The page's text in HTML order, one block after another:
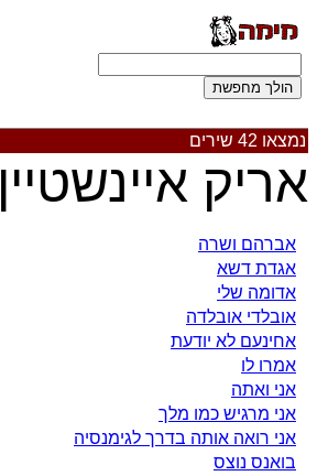
נמצאו 42 שירים
אריק איינשטיין
אברהם ושרה
אגדת דשא
אדומה שלי
אובלדי אובלדה
אחינעם לא יודעת
אמרו לו
אני ואתה
אני מרגיש כמו מלך
אני רואה אותה בדרך לגימנסיה
בואנס נוצס